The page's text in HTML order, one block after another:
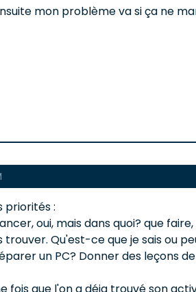
mon problème va si ça ne
priorités :
oui, mais dans quoi? que
Qu'est-ce que je sais ou
un PC? Donner des leçons